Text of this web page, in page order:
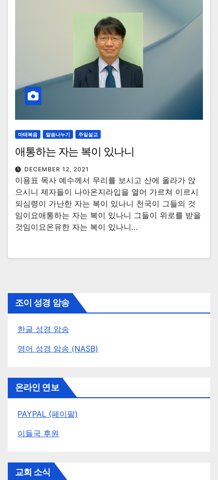
마태복음 말씀나누기 주일설교
애통하는 자는 복이 있나니
DECEMBER 12, 2021
이용표 목사 예수께서 무리를 보시고 산에 올라가 앉
으시니 제자들이 나아온지라입을 열어 가르쳐 이르시
되심령이 가난한 자는 복이 있나니 천국이 그들의 것
임이요애통하는 자는 복이 있나니 그들이 위로를 받을
것임이요온유한 자는 복이 있나니…
조이 성경 암송
한글 성경 암송
영어 성경 암송 (NASB)
온라인 연보
PAYPAL (페이팔)
이들국 후원
교회 소식